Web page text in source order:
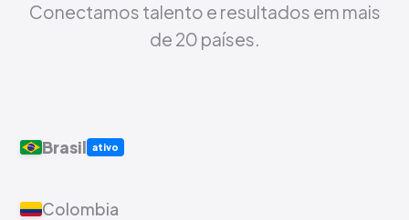
Conectamos talento e resultados em mais
de 20 países.
Brasil ativo
Colombia